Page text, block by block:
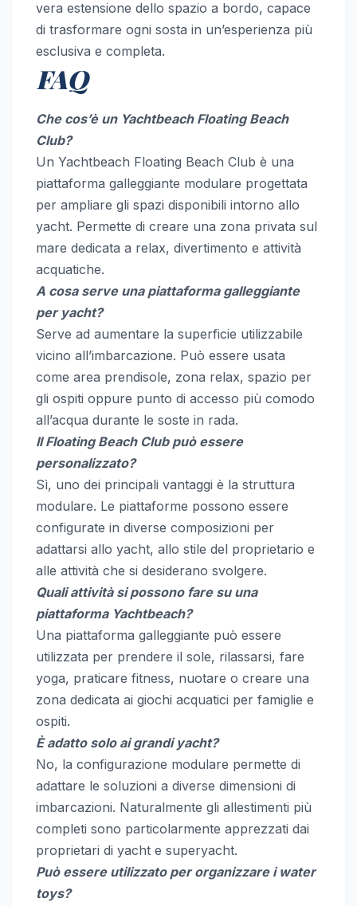
vera estensione dello spazio a bordo, capace
di trasformare ogni sosta in un’esperienza più
esclusiva e completa.
FAQ
Che cos’è un Yachtbeach Floating Beach
Club?
Un Yachtbeach Floating Beach Club è una
piattaforma galleggiante modulare progettata
per ampliare gli spazi disponibili intorno allo
yacht. Permette di creare una zona privata sul
mare dedicata a relax, divertimento e attività
acquatiche.
A cosa serve una piattaforma galleggiante
per yacht?
Serve ad aumentare la superficie utilizzabile
vicino all’imbarcazione. Può essere usata
come area prendisole, zona relax, spazio per
gli ospiti oppure punto di accesso più comodo
all’acqua durante le soste in rada.
Il Floating Beach Club può essere
personalizzato?
Sì, uno dei principali vantaggi è la struttura
modulare. Le piattaforme possono essere
configurate in diverse composizioni per
adattarsi allo yacht, allo stile del proprietario e
alle attività che si desiderano svolgere.
Quali attività si possono fare su una
piattaforma Yachtbeach?
Una piattaforma galleggiante può essere
utilizzata per prendere il sole, rilassarsi, fare
yoga, praticare fitness, nuotare o creare una
zona dedicata ai giochi acquatici per famiglie e
ospiti.
È adatto solo ai grandi yacht?
No, la configurazione modulare permette di
adattare le soluzioni a diverse dimensioni di
imbarcazioni. Naturalmente gli allestimenti più
completi sono particolarmente apprezzati dai
proprietari di yacht e superyacht.
Può essere utilizzato per organizzare i water
toys?